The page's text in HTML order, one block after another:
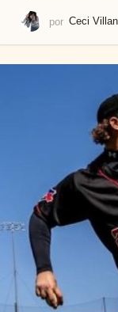
por Ceci